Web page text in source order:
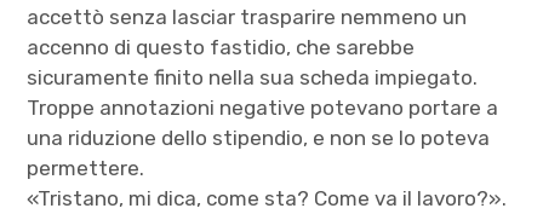
accettò senza lasciar trasparire nemmeno un
accenno di questo fastidio, che sarebbe
sicuramente finito nella sua scheda impiegato.
Troppe annotazioni negative potevano portare a
una riduzione dello stipendio, e non se lo poteva
permettere.
«Tristano, mi dica, come sta? Come va il lavoro?».